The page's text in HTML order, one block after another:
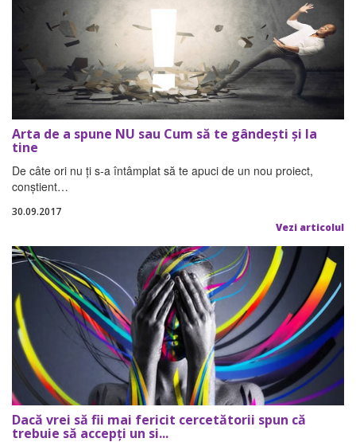
Arta de a spune NU sau Cum să te gândești și la
tine
De câte ori nu ți s-a întâmplat să te apuci de un nou proiect,
conștient…
30.09.2017
Vezi articolul
Dacă vrei să fii mai fericit cercetătorii spun că
trebuie să accepți un si...